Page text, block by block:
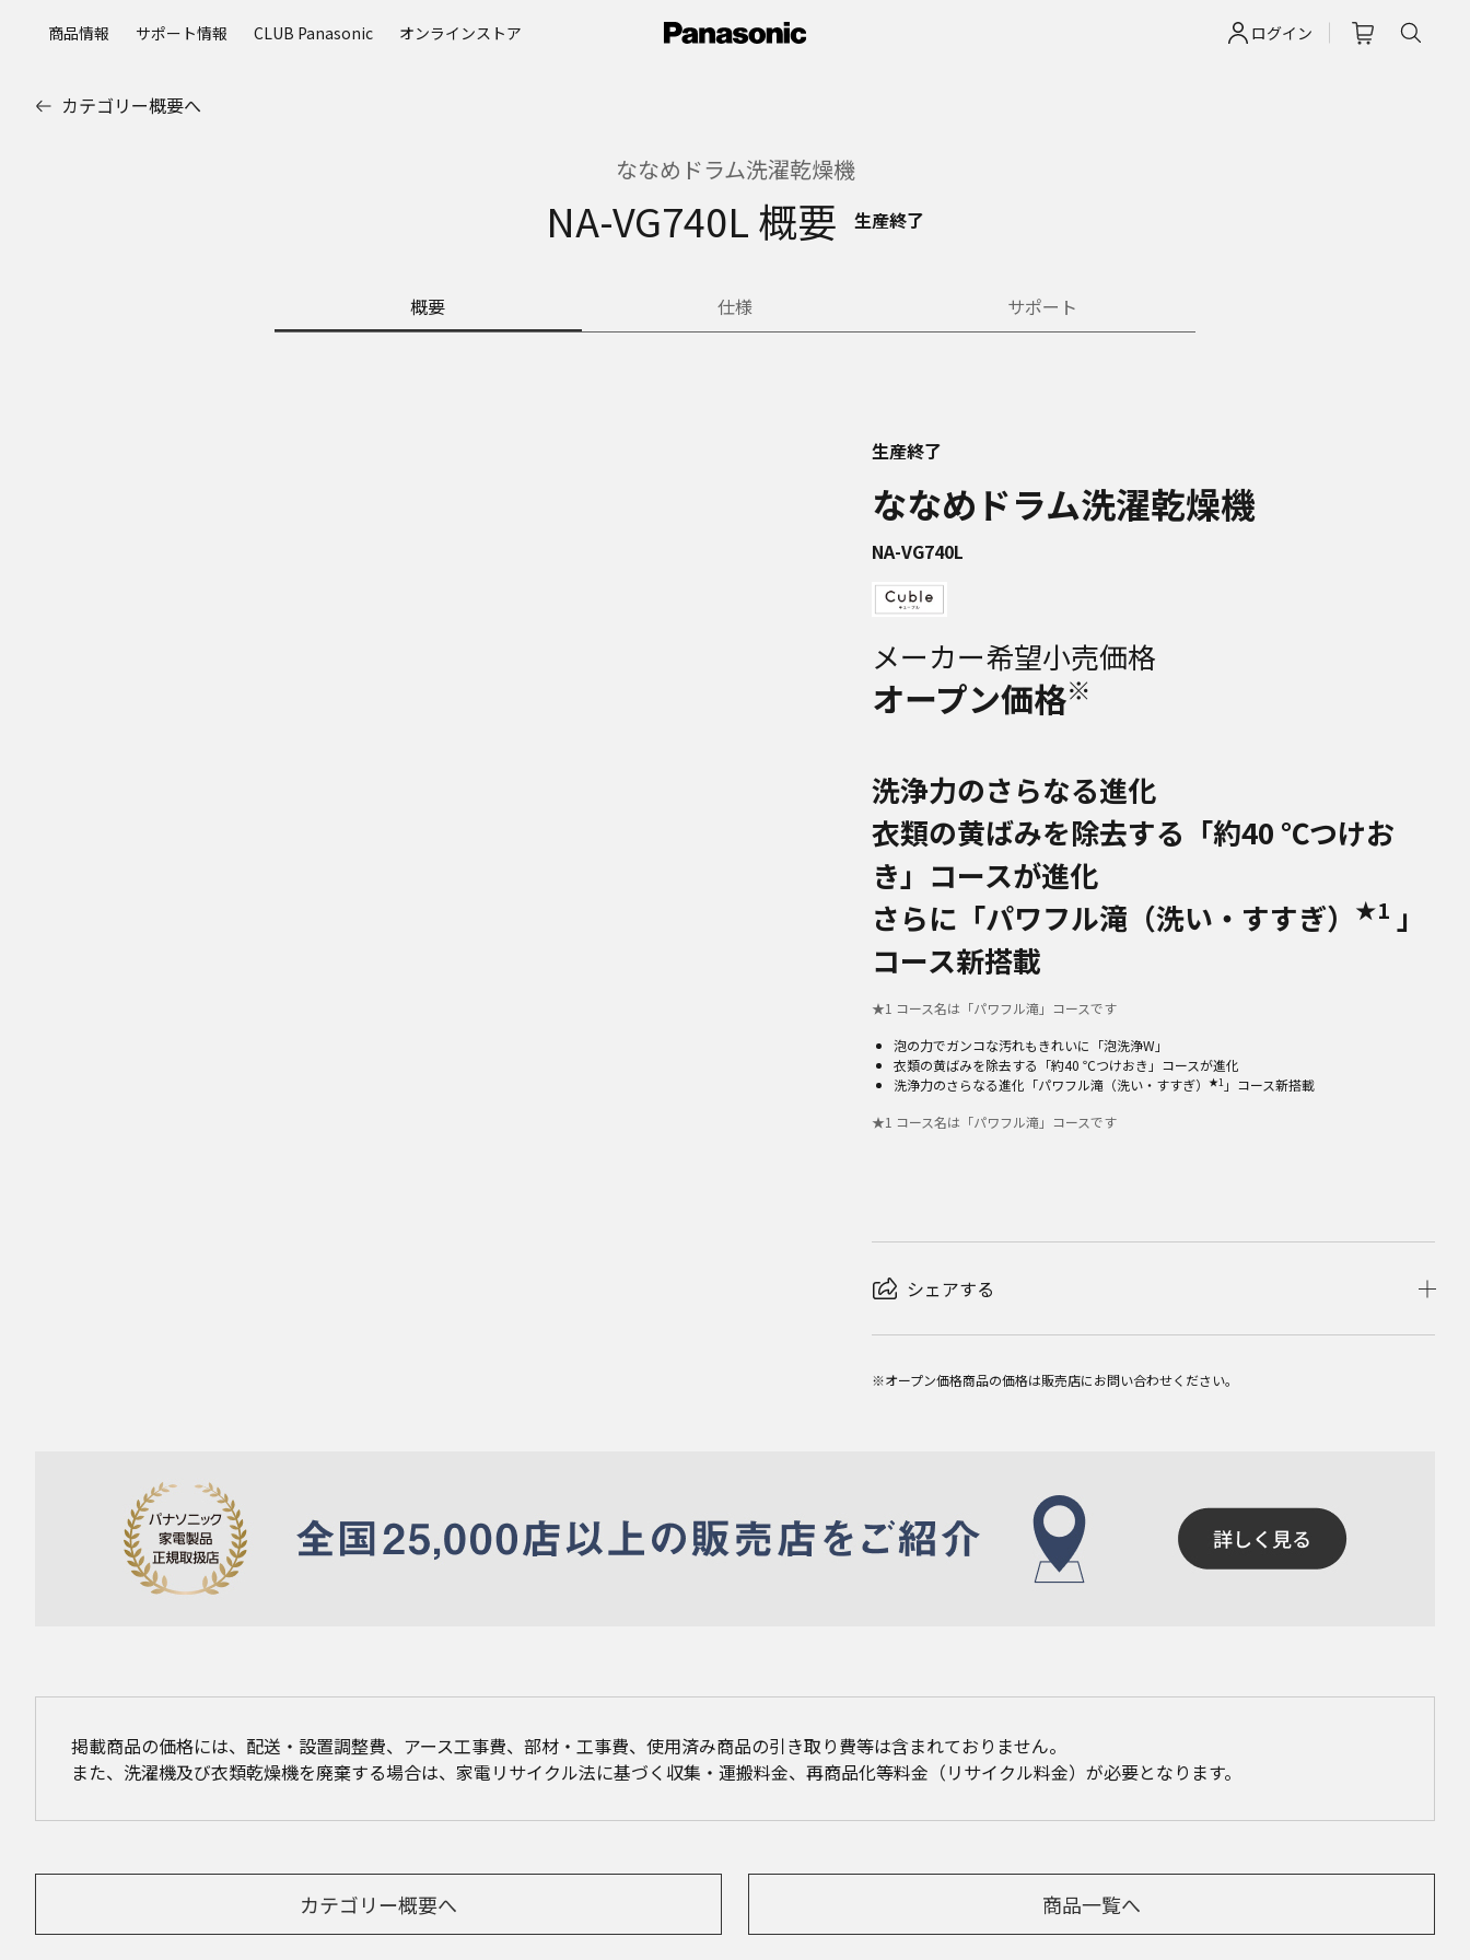
ログイン
商品情報 サポート情報 CLUB Panasonic オンラインストア
カテゴリー概要へ
ななめドラム洗濯乾燥機
NA-VG740L 概要 生産終了
概要 仕様 サポート
生産終了
ななめドラム洗濯乾燥機
NA-VG740L
メーカー希望小売価格
オープン価格※
洗浄力のさらなる進化
衣類の黄ばみを除去する「約40 ℃つけお
き」コースが進化
さらに「パワフル滝（洗い・すすぎ）
★1 」
コース新搭載
★1 コース名は「パワフル滝」コースです
泡の力でガンコな汚れもきれいに「泡洗浄W」
衣類の黄ばみを除去する「約40 ℃つけおき」コースが進化
洗浄力のさらなる進化「パワフル滝（洗い・すすぎ）★1 」コース新搭載
★1 コース名は「パワフル滝」コースです
シェアする
※オープン価格商品の価格は販売店にお問い合わせください。
掲載商品の価格には、配送・設置調整費、アース工事費、部材・工事費、使用済み商品の引き取り費等は含まれておりません。
また、洗濯機及び衣類乾燥機を廃棄する場合は、家電リサイクル法に基づく収集・運搬料金、再商品化等料金（リサイクル料金）が必要となります。
カテゴリー概要へ 商品一覧へ